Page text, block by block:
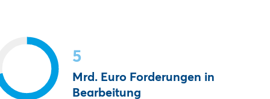
5
Mrd. Euro Forderungen in
Bearbeitung